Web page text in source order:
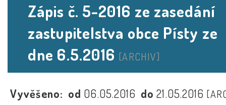
Zápis č. 5-2016 ze zasedání
zastupitelstva obce Písty ze
dne 6.5.2016 [ARCHIV]
Vyvěšeno: od 06.05.2016 do21.05.2016